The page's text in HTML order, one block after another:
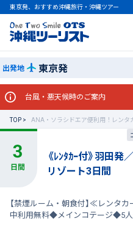
東京発、おすすめ沖縄旅行・沖縄ツアー
出発地 東京発
台風・悪天候時のご案内
TOP
《ﾚﾝﾀｶｰ付》羽田
リゾート3日間
【禁煙ルーム・朝食付】≪レンタ
中利用無料◆メインコテージ◆5人